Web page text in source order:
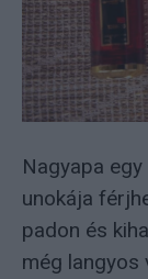
Nagyapa
unokája
padon és
még langyos